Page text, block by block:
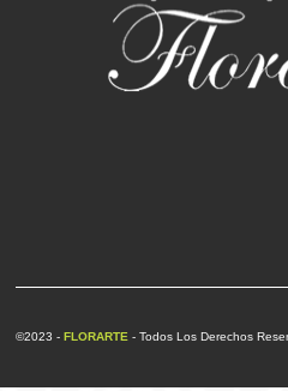
©2023 -FLORARTE - Todos Los Derechos